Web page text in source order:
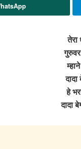
तेरा
हे
दादा